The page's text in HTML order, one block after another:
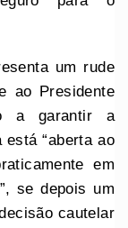
um rude
ao Presidente
a garantir a
“aberta ao
em
se depois um
cautelar